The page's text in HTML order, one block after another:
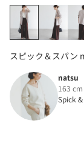
スピック＆スパン
natsu
163
Spick